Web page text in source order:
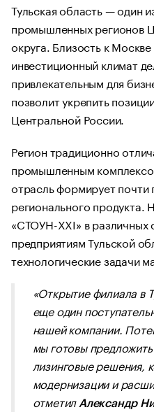
Тульская область — один
промышленных регионов
округа. Близость к
инвестиционный климат
привлекательным для
позволит укрепить
Центральной России.
Регион традиционно
промышленным
отрасль формирует почти
регионального
«СТОУН-XXI» в различных
предприятиям Тульской
технологические задачи
«Открытие филиала в
еще один
нашей компании.
мы готовы
лизинговые решения,
модернизации и
отметил Александр